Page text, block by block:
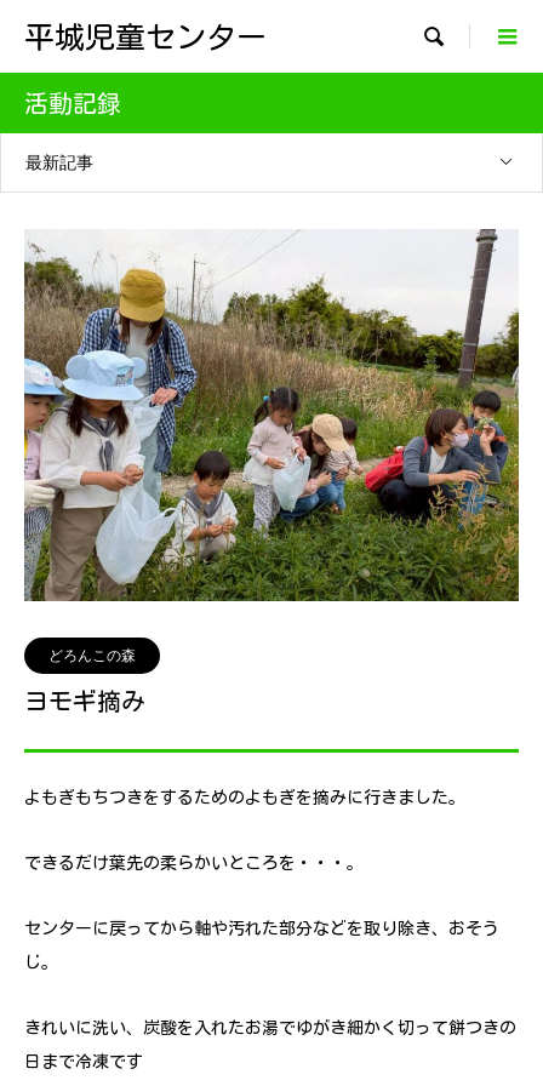
平城児童センター 
活動記録
最新記事
どろんこの森
ヨモギ摘み
よもぎもちつきをするためのよもぎを摘みに行きました。
できるだけ葉先の柔らかいところを・・・。
センターに戻ってから軸や汚れた部分などを取り除き、おそう
じ。
きれいに洗い、炭酸を入れたお湯でゆがき細かく切って餅つきの
日まで冷凍です